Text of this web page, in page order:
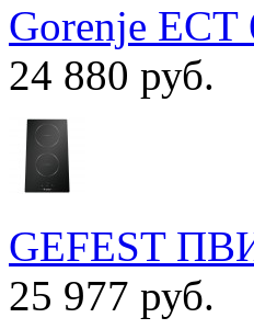
Gorenje ECT
24 880 руб.
GEFEST
25 977 руб.